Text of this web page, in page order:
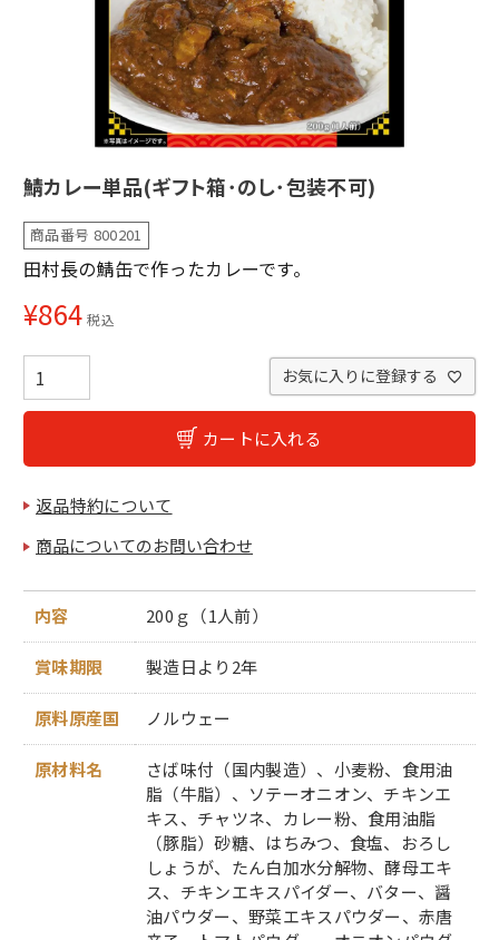
鯖カレー単品(ギフト箱･のし･包装不可)
商品番号 800201
田村長の鯖缶で作ったカレーです。
¥864 税込
お気に入りに登録する
カートに入れる
返品特約について
商品についてのお問い合わせ
内容 200ｇ（1人前）
賞味期限 製造日より2年
原料原産国 ノルウェー
原材料名
さば味付（国内製造）、小麦粉、食用油
脂（牛脂）、ソテーオニオン、チキンエ
キス、チャツネ、カレー粉、食用油脂
（豚脂）砂糖、はちみつ、食塩、おろし
しょうが、たん白加水分解物、酵母エキ
ス、チキンエキスパイダー、バター、醤
油パウダー、野菜エキスパウダー、赤唐